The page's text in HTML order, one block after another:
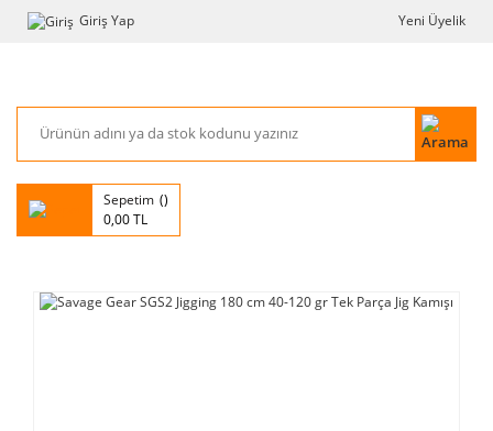
Giriş Yap Yeni Üyelik
Sepetim
0,00 TL